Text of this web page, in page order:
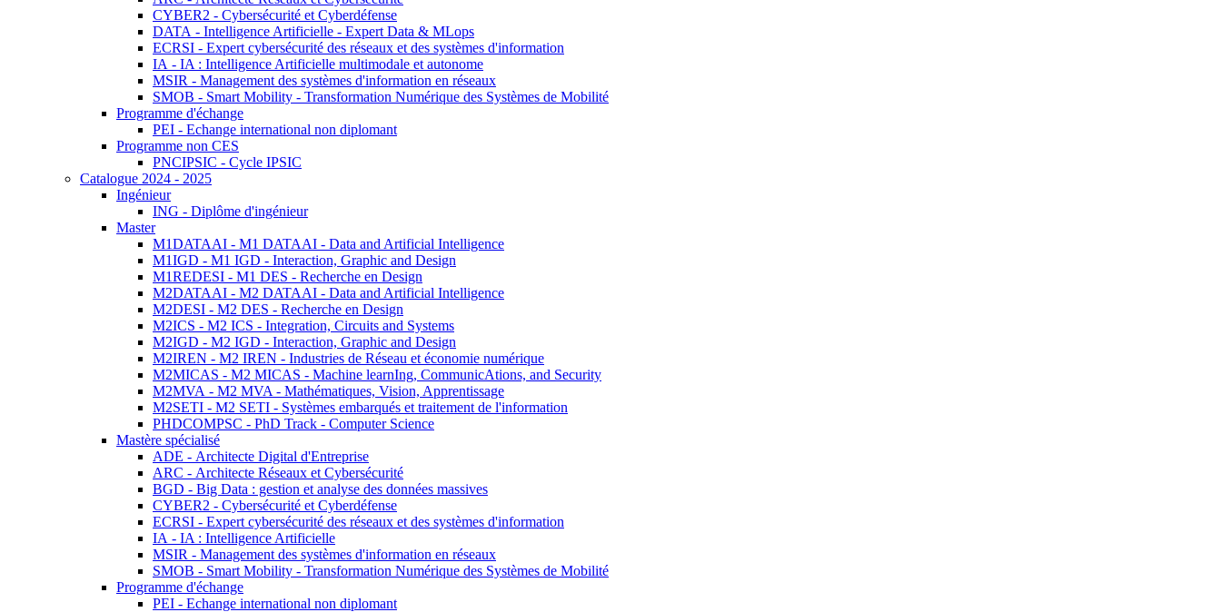
CYBER2 - Cybersécurité et Cyberdéfense
DATA - Intelligence Artificielle - Expert Data & MLops
ECRSI - Expert cybersécurité des réseaux et des systèmes d'information
IA - IA : Intelligence Artificielle multimodale et autonome
MSIR - Management des systèmes d'information en réseaux
SMOB - Smart Mobility - Transformation Numérique des Systèmes de Mobilité
Programme d'échange
PEI - Echange international non diplomant
Programme non CES
PNCIPSIC - Cycle IPSIC
Catalogue 2024 - 2025
Ingénieur
ING - Diplôme d'ingénieur
Master
M1DATAAI - M1 DATAAI - Data and Artificial Intelligence
M1IGD - M1 IGD - Interaction, Graphic and Design
M1REDESI - M1 DES - Recherche en Design
M2DATAAI - M2 DATAAI - Data and Artificial Intelligence
M2DESI - M2 DES - Recherche en Design
M2ICS - M2 ICS - Integration, Circuits and Systems
M2IGD - M2 IGD - Interaction, Graphic and Design
M2IREN - M2 IREN - Industries de Réseau et économie numérique
M2MICAS - M2 MICAS - Machine learnIng, CommunicAtions, and Security
M2MVA - M2 MVA - Mathématiques, Vision, Apprentissage
M2SETI - M2 SETI - Systèmes embarqués et traitement de l'information
PHDCOMPSC - PhD Track - Computer Science
Mastère spécialisé
ADE - Architecte Digital d'Entreprise
ARC - Architecte Réseaux et Cybersécurité
BGD - Big Data : gestion et analyse des données massives
CYBER2 - Cybersécurité et Cyberdéfense
ECRSI - Expert cybersécurité des réseaux et des systèmes d'information
IA - IA : Intelligence Artificielle
MSIR - Management des systèmes d'information en réseaux
SMOB - Smart Mobility - Transformation Numérique des Systèmes de Mobilité
Programme d'échange
PEI - Echange international non diplomant